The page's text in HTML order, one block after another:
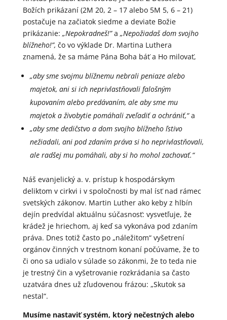
Božích prikázaní (2M 20, 2 – 17 alebo 5M 5, 6 – 21)
postačuje na začiatok siedme a deviate Božie
prikázanie: „Nepokradneš!”a „Nepožiadaš dom svojho
blížneho!”, čo vo výklade Dr. Martina Luthera
znamená, že sa máme Pána Boha báť a Ho milovať,
„aby sme svojmu blížnemu nebrali peniaze alebo
majetok, ani si ich neprivlastňovali falošným
kupovaním alebo predávaním, ale aby sme mu
majetok a živobytie pomáhali zveľadiť a ochrániť,“a
„aby sme dedičstvo a dom svojho blížneho ľstivo
nežiadali, ani pod zdaním práva si ho neprivlastňovali,
ale radšej mu pomáhali, aby si ho mohol zachovať.“
Náš evanjelický a. v. prístup k hospodárskym
deliktom v cirkvi i v spoločnosti by mal ísť nad rámec
svetských zákonov. Martin Luther ako keby z hlbín
dejín predvídal aktuálnu súčasnosť: vysvetľuje, že
krádež je hriechom, aj keď sa vykonáva pod zdaním
práva. Dnes totiž často po „náležitom“ vyšetrení
orgánov činných v trestnom konaní počúvame, že to
či ono sa udialo v súlade so zákonmi, že to teda nie
je trestný čin a vyšetrovanie rozkrádania sa často
uzatvára dnes už zľudovenou frázou: „Skutok sa
nestal“.
Musíme nastaviť systém, ktorý nečestných alebo